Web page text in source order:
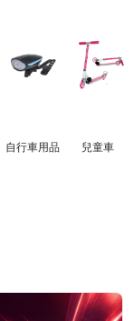
自行車用品 兒童車